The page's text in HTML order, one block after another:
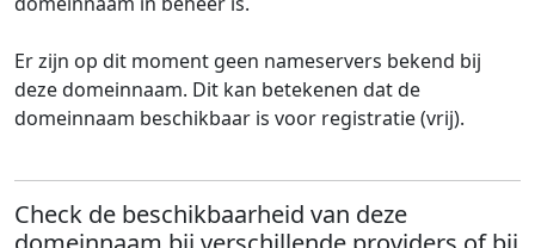
Er zijn op dit moment geen nameservers bekend bij
deze domeinnaam. Dit kan betekenen dat de
domeinnaam beschikbaar is voor registratie (vrij).
Check de beschikbaarheid van deze